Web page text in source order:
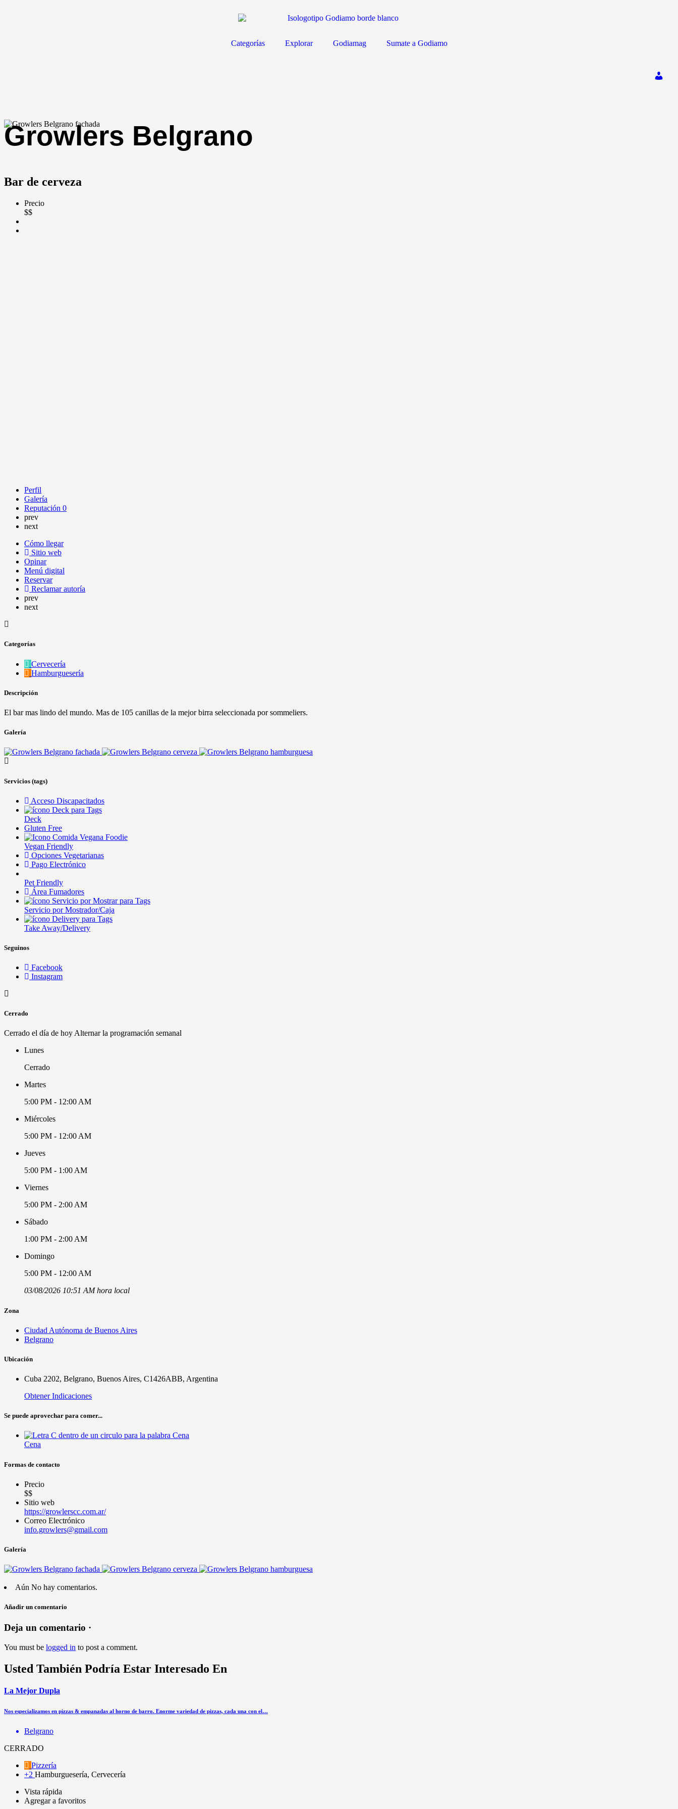
Categorías Explorar Godiamag Sumate a Godiamo
Growlers Belgrano
Bar de cerveza
Precio
$$
Perfil
Galería
Reputación 0
prev
next
Cómo llegar
Sitio web
Opinar
Menú digital
Reservar
Reclamar autoría
prev
next
Categorías
Cervecería
Hamburguesería
Descripción
El bar mas lindo del mundo. Mas de 105 canillas de la mejor birra seleccionada por sommeliers.
Galería
Servicios (tags)
Acceso Discapacitados
Deck
Gluten Free
Vegan Friendly
Opciones Vegetarianas
Pago Electrónico
Pet Friendly
Área Fumadores
Servicio por Mostrador/Caja
Take Away/Delivery
Seguinos
Facebook
Instagram
Cerrado
Cerrado el día de hoy Alternar la programación semanal
Lunes
Cerrado
Martes
5:00 PM - 12:00 AM
Miércoles
5:00 PM - 12:00 AM
Jueves
5:00 PM - 1:00 AM
Viernes
5:00 PM - 2:00 AM
Sábado
1:00 PM - 2:00 AM
Domingo
5:00 PM - 12:00 AM
03/08/2026 10:51 AM hora local
Zona
Ciudad Autónoma de Buenos Aires
Belgrano
Ubicación
Cuba 2202, Belgrano, Buenos Aires, C1426ABB, Argentina
Obtener Indicaciones
Se puede aprovechar para comer...
Cena
Formas de contacto
Precio
$$
Sitio web
https://growlerscc.com.ar/
Correo Electrónico
info.growlers@gmail.com
Galería
Aún No hay comentarios.
Añadir un comentario
Deja un comentario ·
You must be logged in to post a comment.
Usted También Podría Estar Interesado En
La Mejor Dupla
Nos especializamos en pizzas & empanadas al horno de barro. Enorme variedad de pizzas, cada una con el…
Belgrano
CERRADO
Pizzería
+2 Hamburguesería, Cervecería
Vista rápida
Agregar a favoritos